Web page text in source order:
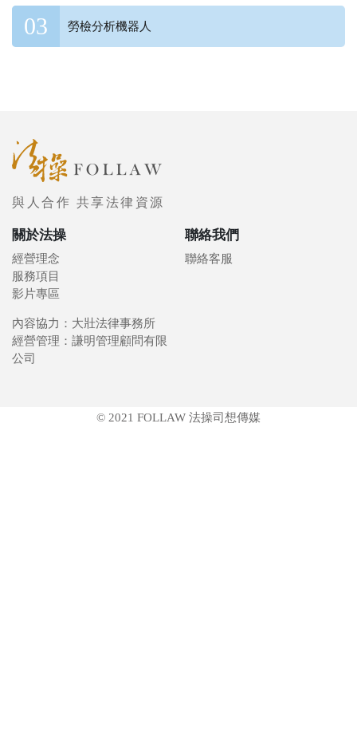
勞檢分析機器人
與人合作 共享法律資源
關於法操
經營理念
服務項目
影片專區
聯絡我們
聯絡客服
內容協力：大壯法律事務所
經營管理：謙明管理顧問有限
公司
© 2021 FOLLAW 法操司想傳媒